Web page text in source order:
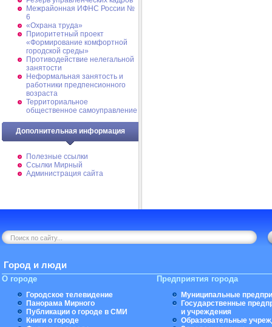
Межрайонная ИФНС России №
6
«Охрана труда»
Приоритетный проект
«Формирование комфортной
городской среды»
Противодействие нелегальной
занятости
Неформальная занятость и
работники предпенсионного
возраста
Территориальное
общественное самоуправление
Дополнительная информация
Полезные ссылки
Ссылки Мирный
Администрация сайта
Город и люди
О городе
Городское телевидение
Панорама Мирного
Публикации о городе в СМИ
Книги о городе
Предприятия города
Муниципальные
Государственные
и учреждения
Образовательные